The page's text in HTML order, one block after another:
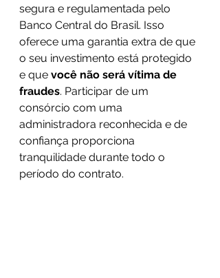
segura e regulamentada pelo
Banco Central do Brasil. Isso
oferece uma garantia extra de que
o seu investimento está protegido
e que você não será vítima de
fraudes. Participar de um
consórcio com uma
administradora reconhecida e de
confiança proporciona
tranquilidade durante todo o
período do contrato.